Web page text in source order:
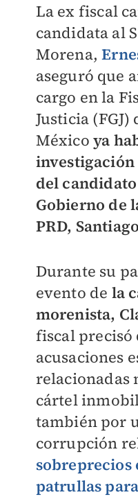
La ex fiscal
candidata al
Morena,
aseguró que
cargo en la
Justicia
México ya
del
Gobierno de
PRD,
Durante su
evento de la
morenista,
fiscal precisó
acusaciones
relacionadas
cártel
también por
corrupción
sobreprecios
patrullas